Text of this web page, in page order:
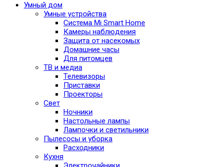
Умный дом
Умные устройства
Система Mi Smart Home
Камеры наблюдения
Защита от насекомых
Домашние часы
Для питомцев
ТВ и медиа
Телевизоры
Приставки
Проекторы
Свет
Ночники
Настольные лампы
Лампочки и светильники
Пылесосы и уборка
Расходники
Кухня